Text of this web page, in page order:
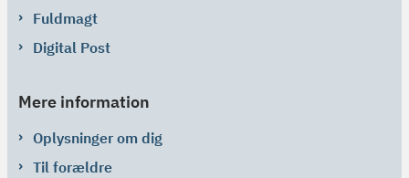
Fuldmagt
Digital Post
Mere information
Oplysninger om dig
Til forældre